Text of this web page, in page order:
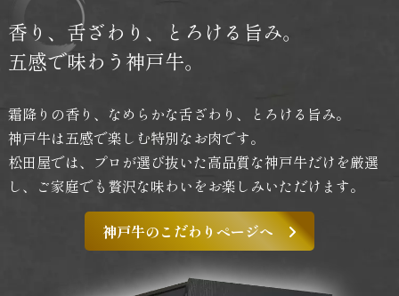
香り、舌ざわり、
とろける旨み。
五感で味わう神戸牛。
霜降りの香り、なめらかな舌ざわり、とろける旨み。
神戸牛は五感で楽しむ特別なお肉です。
松田屋では、プロが選び抜いた高品質な神戸牛だけを厳選
し、 ご家庭でも贅沢な味わいをお楽しみいただけます。
神戸牛のこだわりページへ